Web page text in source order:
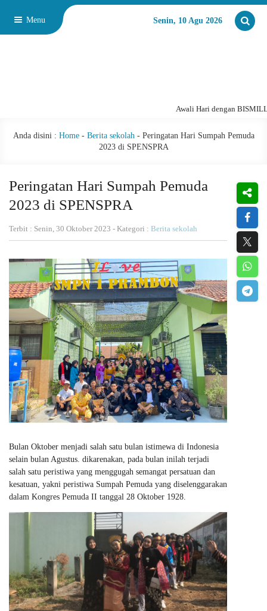
Menu Senin, 10 Agu 2026
Awali Hari dengan BISMILLAH
Anda disini : Home- Berita sekolah- Peringatan Hari Sumpah Pemuda
2023 di SPENSPRA
Peringatan Hari Sumpah Pemuda
2023 di SPENSPRA
Terbit : Senin, 30 Oktober 2023 - Kategori : Berita sekolah
Bulan Oktober menjadi salah satu bulan istimewa di Indonesia
selain bulan Agustus. dikarenakan, pada bulan inilah terjadi
salah satu peristiwa yang menggugah semangat persatuan dan
kesatuan, yakni peristiwa Sumpah Pemuda yang diselenggarakan
dalam Kongres Pemuda II tanggal 28 Oktober 1928.